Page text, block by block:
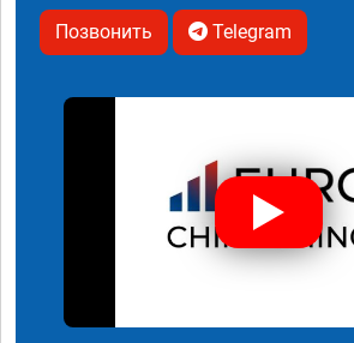
Позвонить Telegram